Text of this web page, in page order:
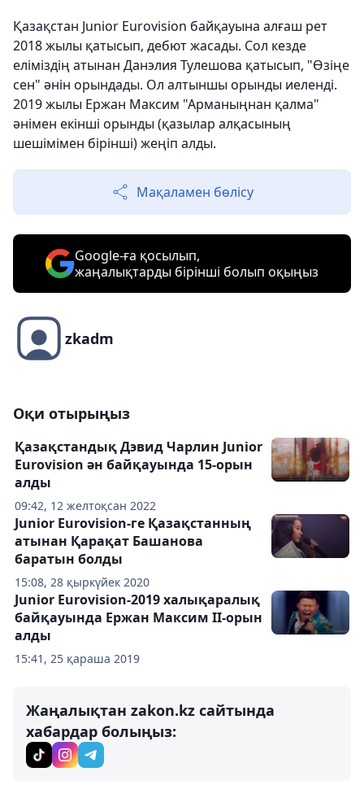
Қазақстан Junior Eurovision байқауына алғаш рет
2018 жылы қатысып, дебют жасады. Сол кезде
еліміздің атынан Данэлия Тулешова қатысып, "Өзіңе
сeн" әнін орындады. Ол алтыншы орынды иеленді.
2019 жылы Ержан Максим "Арманыңнан қалма"
әнімен екінші орынды (қазылар алқасының
шешімімен бірінші) жеңіп алды.
Мақаламен бөлісу
Google-ға қосылып,
жаңалықтарды бірінші болып оқыңыз
zkadm
Оқи отырыңыз
09:42, 12 желтоқсан 2022
Қазақстандық Дэвид Чарлин Junior
Eurovision ән байқауында 15-орын
алды
15:08, 28 қыркүйек 2020
Junior Eurovision-ге Қазақстанның
атынан Қарақат Башанова
баратын болды
15:41, 25 қараша 2019
Junior Eurovision-2019 халықаралық
байқауында Ержан Максим ІІ-орын
алды
Жаңалықтан zakon.kz сайтында
хабардар болыңыз: